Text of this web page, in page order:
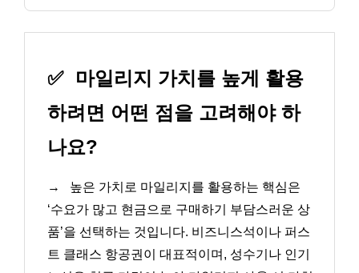
✅
마일리지 가치를 높게 활용
하려면 어떤 점을 고려해야 하
나요?
→
높은 가치로 마일리지를 활용하는 핵심은
‘수요가 많고 현금으로 구매하기 부담스러운 상
품’을 선택하는 것입니다. 비즈니스석이나 퍼스
트 클래스 항공권이 대표적이며, 성수기나 인기